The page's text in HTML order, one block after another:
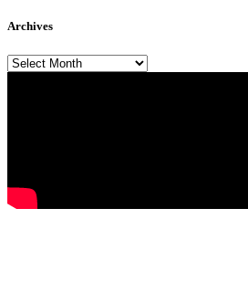
Archives
Archives